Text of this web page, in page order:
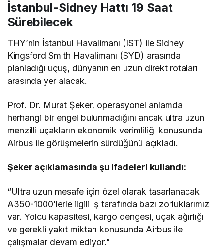
İstanbul-Sidney Hattı 19 Saat
Sürebilecek
THY’nin İstanbul Havalimanı (IST) ile Sidney
Kingsford Smith Havalimanı (SYD) arasında
planladığı uçuş, dünyanın en uzun direkt rotaları
arasında yer alacak.
Prof. Dr. Murat Şeker, operasyonel anlamda
herhangi bir engel bulunmadığını ancak ultra uzun
menzilli uçakların ekonomik verimliliği konusunda
Airbus ile görüşmelerin sürdüğünü açıkladı.
Şeker açıklamasında şu ifadeleri kullandı:
“Ultra uzun mesafe için özel olarak tasarlanacak
A350-1000’lerle ilgili iş tarafında bazı zorluklarımız
var. Yolcu kapasitesi, kargo dengesi, uçak ağırlığı
ve gerekli yakıt miktarı konusunda Airbus ile
çalışmalar devam ediyor.”